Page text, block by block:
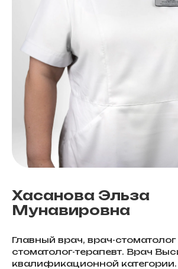
Хасанова Эльза
Мунавировна
Главный врач, врач-
стоматолог-терапевт. Врач
квалификационной категории.